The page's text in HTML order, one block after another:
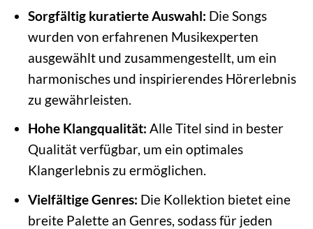
Sorgfältig kuratierte Auswahl: Die Songs
wurden von erfahrenen Musikexperten
ausgewählt und zusammengestellt, um ein
harmonisches und inspirierendes Hörerlebnis
zu gewährleisten.
Hohe Klangqualität: Alle Titel sind in bester
Qualität verfügbar, um ein optimales
Klangerlebnis zu ermöglichen.
Vielfältige Genres: Die Kollektion bietet eine
breite Palette an Genres, sodass für jeden